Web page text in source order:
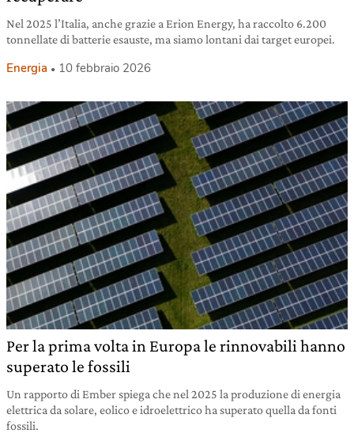
Nel 2025 l’Italia, anche grazie a Erion Energy, ha raccolto 6.200
tonnellate di batterie esauste, ma siamo lontani dai target europei.
Energia 10 febbraio 2026
Per la prima volta in Europa le rinnovabili hanno
superato le fossili
Un rapporto di Ember spiega che nel 2025 la produzione di energia
elettrica da solare, eolico e idroelettrico ha superato quella da fonti
fossili.